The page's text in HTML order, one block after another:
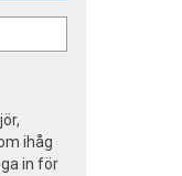
ihåg
in för